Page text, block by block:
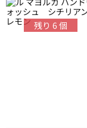
残り 6 個